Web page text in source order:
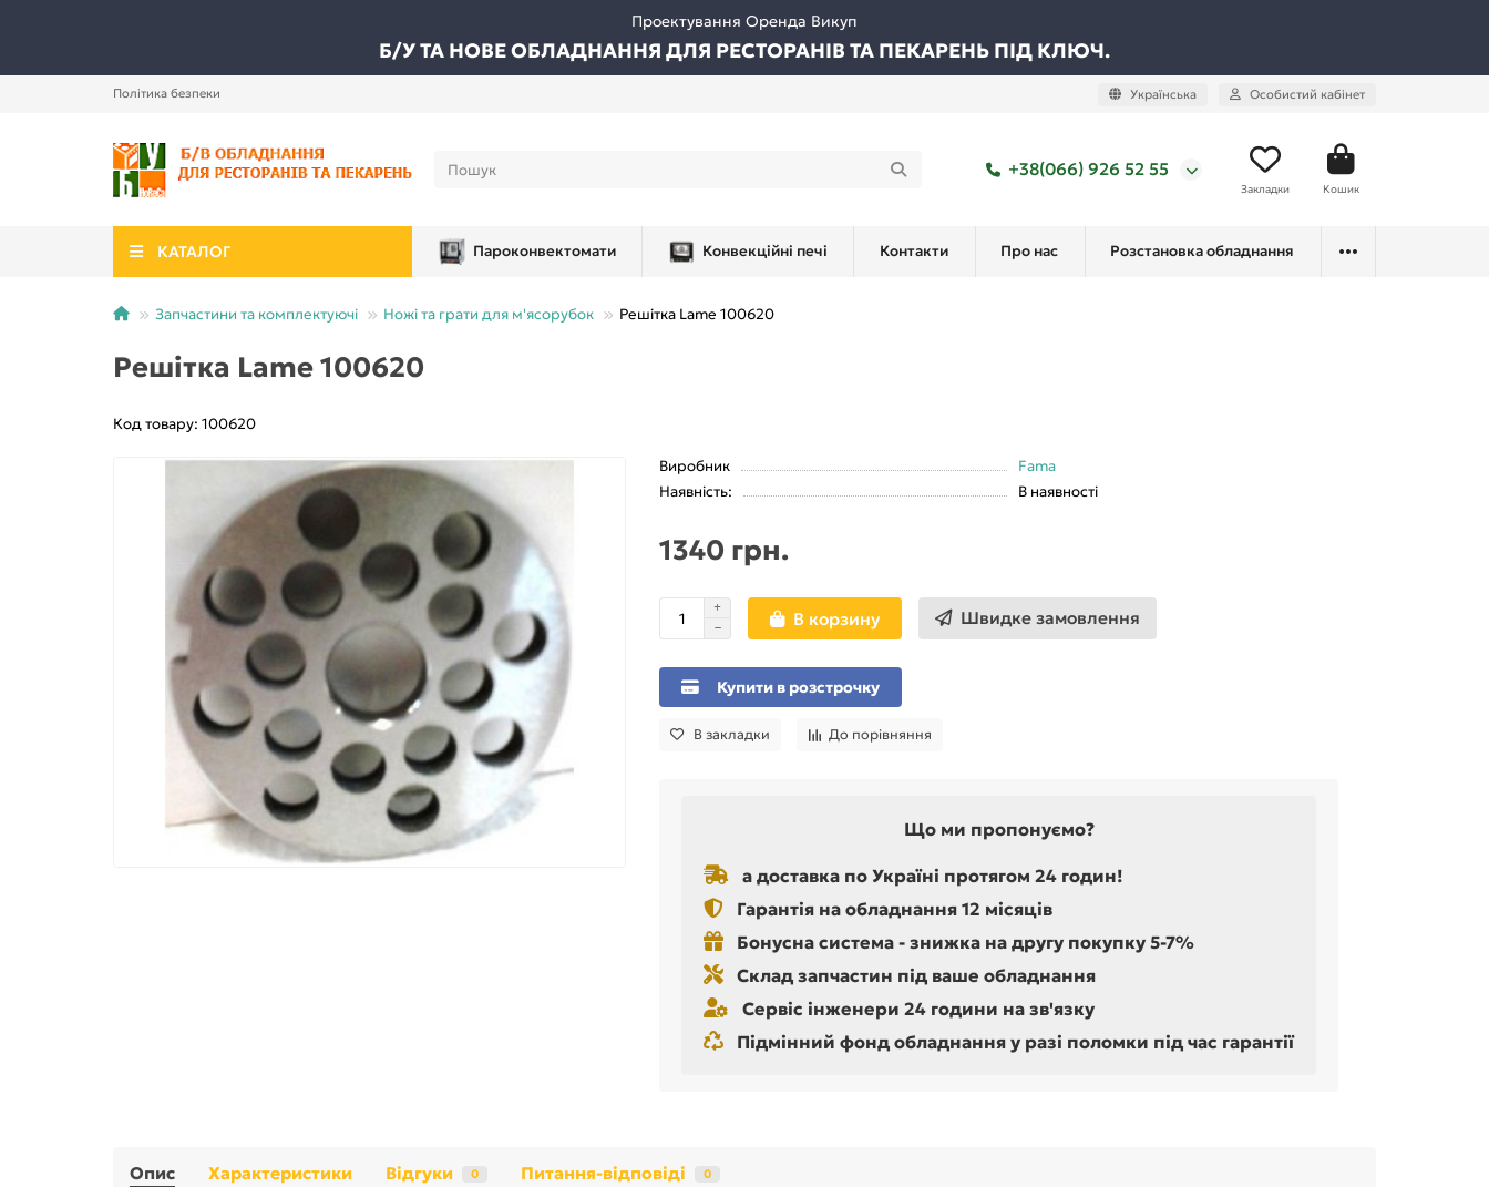
Проектування Оренда Викуп
Б/У ТА НОВЕ ОБЛАДНАННЯ ДЛЯ РЕСТОРАНІВ ТА ПЕКАРЕНЬ ПІД КЛЮЧ.
Політика безпеки Українська Особистий кабінет
+38(066) 926 52 55
Закладки Кошик
КАТАЛОГ Пароконвектомати Конвекційні печі Контакти Про нас Розстановка обладнання
Запчастини та комплектуючі Ножі та грати для м'ясорубок Решітка Lame 100620
Решітка Lame 100620
Код товару: 100620
Виробник
Fama
Наявність:
В наявності
1340 грн.
В корзину Швидке замовлення
Купити в розстрочку
В закладки До порівняння
Що ми пропонуємо?
а доставка по Україні протягом 24 годин!
Гарантія на обладнання 12 місяців
Бонусна система - знижка на другу покупку 5-7%
Склад запчастин під ваше обладнання
Сервіс інженери 24 години на зв'язку
Підмінний фонд обладнання у разі поломки під час гарантії
Опис Характеристики Відгуки 0 Питання-відповіді 0